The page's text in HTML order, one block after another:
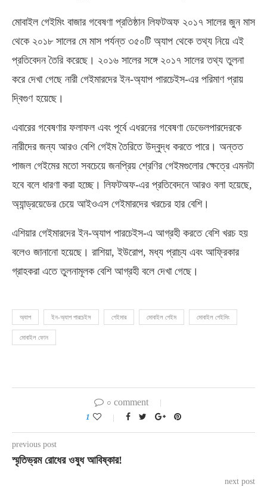
মোবাইল গেইমিং বাজার গবেষণা প্রতিষ্ঠান লিফটঅফ ২০১৭ সালের জুন মাস
থেকে ২০১৮ সালের মে মাস পর্যন্ত ৩৫০টি অ্যাপ থেকে তথ্য নিয়ে এই
প্রতিবেদন তৈরি করেছে। ২০১৬ সালের সঙ্গে ২০১৭ সালের তথ্য তুলনা
করে দেখা গেছে নারী গেইমারদের ইন-অ্যাপ পারচেইস-এর পরিমাণ প্রায়
দ্বিগুণ হয়েছে।
এবারের গবেষণার ফলাফল এবং পূর্বে এধরনের গবেষণা ডেভেলপারদেরকে
নারীদের জন্য আরও বেশি গেইম তৈরিতে উদ্বুদ্ধ করতে পারে। অন্তত
পাজল গেইমের মতো সবচেয়ে জনপ্রিয় শ্রেণির গেইমগুলোর ক্ষেত্রে এমনটা
হবে বলে ধারণা করা হচ্ছে। লিফটঅফ-এর প্রতিবেদনে আরও বলা হয়েছে,
অ্যান্ড্রয়েডের চেয়ে আইওএস গেইমারদের খরচের হার বেশি।
এশিয়ার গেইমারদের ইন-অ্যাপ পারচেইস-এ আগ্রহী করতে বেশি খরচ হয়
বলেও জানানো হয়েছে। রাশিয়া, ইউরোপ, মধ্য প্রাচ্য এবং আফ্রিকার
গ্রাহকরা এতে তুলনামূলক বেশি আগ্রহী বলে দেখা গেছে।
অ্যাপ ইন-অ্যাপ পারচেইস গেইমার মোবাইল গেইম মোবাইল গেইমিং
মোবাইল ফোন
০ comment
1
previous post
স্মৃতিভ্রম রোধের ওষুধ আবিষ্কার!
next post